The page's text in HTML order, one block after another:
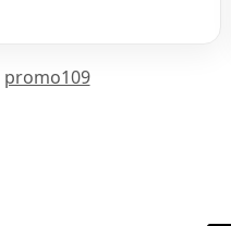
promo109